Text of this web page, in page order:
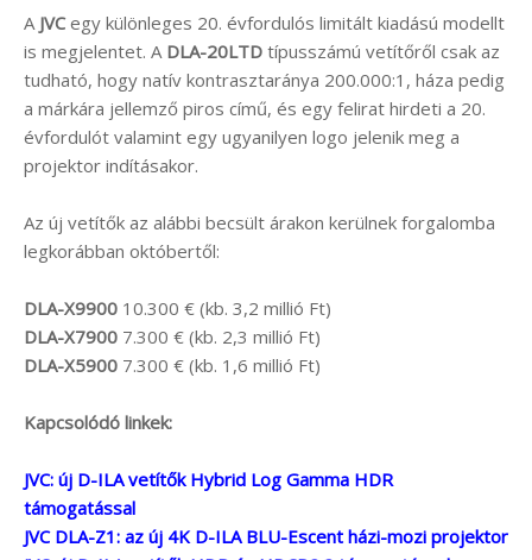
A JVCegy különleges 20. évfordulós limitált kiadású modellt
is megjelentet. A DLA-20LTD típusszámú vetítőről csak az
tudható, hogy natív kontrasztaránya 200.000:1, háza pedig
a márkára jellemző piros című, és egy felirat hirdeti a 20.
évfordulót valamint egy ugyanilyen logo jelenik meg a
projektor indításakor.
Az új vetítők az alábbi becsült árakon kerülnek forgalomba
legkorábban októbertől:
DLA-X9900 10.300 € (kb. 3,2 millió Ft)
DLA-X7900 7.300 € (kb. 2,3 millió Ft)
DLA-X5900 7.300 € (kb. 1,6 millió Ft)
Kapcsolódó linkek:
JVC: új D-ILA vetítők Hybrid Log Gamma HDR
támogatással
JVC DLA-Z1: az új 4K D-ILA BLU-Escent házi-mozi projektor